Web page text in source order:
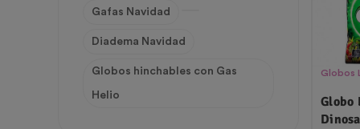
Gafas Navidad
Diadema Navidad
Globos hinchables con Gas
Helio
Globos
Globo